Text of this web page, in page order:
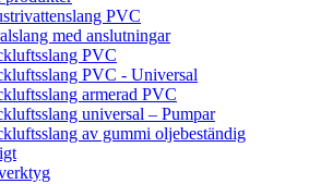
PVC
med anslutningar
PVC
PVC - Universal
armerad PVC
universal – Pumpar
av gummi oljebeständig